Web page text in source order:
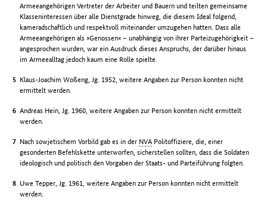
Armeeangehörigen Vertreter der Arbeiter und Bauern und teilten gemeinsame
Klasseninteressen über alle Dienstgrade hinweg, die diesem Ideal folgend,
kameradschaftlich und respektvoll miteinander umzugehen hatten. Dass alle
Armeeangehörigen als »Genossen« – unabhängig von ihrer Parteizugehörigkeit –
angesprochen wurden, war ein Ausdruck dieses Anspruchs, der darüber hinaus
im Armeealltag jedoch kaum eine Rolle spielte.
Klaus-Joachim Woßeng, Jg. 1952, weitere Angaben zur Person konnten nicht
ermittelt werden.
Andreas Hein, Jg. 1960, weitere Angaben zur Person konnten nicht ermittelt
werden.
Nach sowjetischem Vorbild gab es in der NVA Politoffiziere, die, einer
gesonderten Befehlskette unterworfen, sicherstellen sollten, dass die Soldaten
ideologisch und politisch den Vorgaben der Staats- und Parteiführung folgten.
Uwe Tepper, Jg. 1961, weitere Angaben zur Person konnten nicht ermittelt
werden.